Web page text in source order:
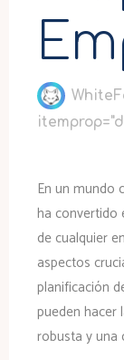
En un mundo
ha convertido
de cualquier
aspectos
planificación
pueden hacer
robusta y una